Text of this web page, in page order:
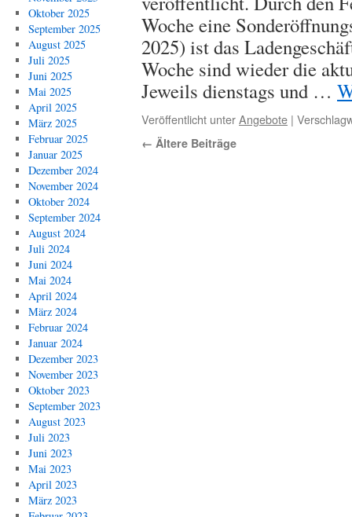
Woche eine
2025) ist das
Woche sind wieder die
Jeweils dienstags und …
Veröffentlicht unterAngebote |
← Ältere Beiträge
Oktober 2025
September 2025
August 2025
Juli 2025
Juni 2025
Mai 2025
April 2025
März 2025
Februar 2025
Januar 2025
Dezember 2024
November 2024
Oktober 2024
September 2024
August 2024
Juli 2024
Juni 2024
Mai 2024
April 2024
März 2024
Februar 2024
Januar 2024
Dezember 2023
November 2023
Oktober 2023
September 2023
August 2023
Juli 2023
Juni 2023
Mai 2023
April 2023
März 2023